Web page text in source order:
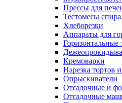
Прессы для
Тестомесы
Хлеборезки
Аппараты для
Горизонтальные
Кремоварки
Нарезка тортов
Опрыскиватели
Отсадочные и
Отсадочные